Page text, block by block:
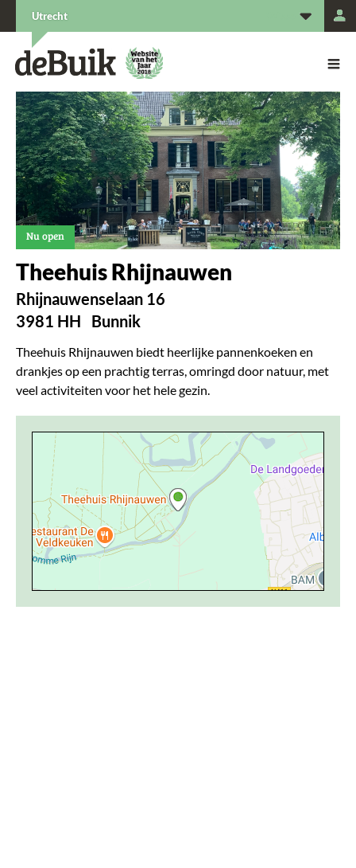
Nu open
Theehuis Rhijnauwen
Rhijnauwenselaan 16
3981 HH
Bunnik
Theehuis Rhijnauwen biedt heerlijke pannenkoeken en
drankjes op een prachtig terras, omringd door natuur, met
veel activiteiten voor het hele gezin.
Utrecht
De Buik van {city: city}
De Buik